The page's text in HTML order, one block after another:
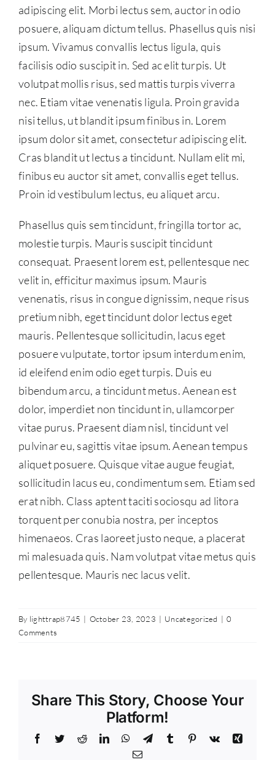
adipiscing elit. Morbi lectus sem, auctor in odio
posuere, aliquam dictum tellus. Phasellus quis nisi
ipsum. Vivamus convallis lectus ligula, quis
facilisis odio suscipit in. Sed ac elit turpis. Ut
volutpat mollis risus, sed mattis turpis viverra
nec. Etiam vitae venenatis ligula. Proin gravida
nisi tellus, ut blandit ipsum finibus in. Lorem
ipsum dolor sit amet, consectetur adipiscing elit.
Cras blandit ut lectus a tincidunt. Nullam elit mi,
finibus eu auctor sit amet, convallis eget tellus.
Proin id vestibulum lectus, eu aliquet arcu.
Phasellus quis sem tincidunt, fringilla tortor ac,
molestie turpis. Mauris suscipit tincidunt
consequat. Praesent lorem est, pellentesque nec
velit in, efficitur maximus ipsum. Mauris
venenatis, risus in congue dignissim, neque risus
pretium nibh, eget tincidunt dolor lectus eget
mauris. Pellentesque sollicitudin, lacus eget
posuere vulputate, tortor ipsum interdum enim,
id eleifend enim odio eget turpis. Duis eu
bibendum arcu, a tincidunt metus. Aenean est
dolor, imperdiet non tincidunt in, ullamcorper
vitae purus. Praesent diam nisl, tincidunt vel
pulvinar eu, sagittis vitae ipsum. Aenean tempus
aliquet posuere. Quisque vitae augue feugiat,
sollicitudin lacus eu, condimentum sem. Etiam sed
erat nibh. Class aptent taciti sociosqu ad litora
torquent per conubia nostra, per inceptos
himenaeos. Cras laoreet justo neque, a placerat
mi malesuada quis. Nam volutpat vitae metus quis
pellentesque. Mauris nec lacus velit.
By lighttrap8745 | October 23, 2023 | Uncategorized | 0
Comments
Share This Story, Choose Your
Platform!
Facebook
TwitterRedditLinkedInWhatsApp
TelegramTumblr Pinterest
Vk
Xing
Email